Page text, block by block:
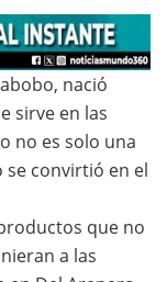
nació
sirve en las
no es solo una
se convirtió en el
que no
a las